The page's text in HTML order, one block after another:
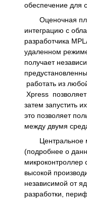
обеспечение для
Оценочная
интеграцию с
разработчика
удаленном
получает
работать из
Xpress
затем запустить
это позволяет
между двумя
Центральное
(подробнее о
микроконтроллер
высокой
независимой от
разработки,